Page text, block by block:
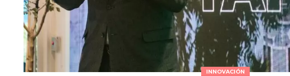
INNOVACIÓN